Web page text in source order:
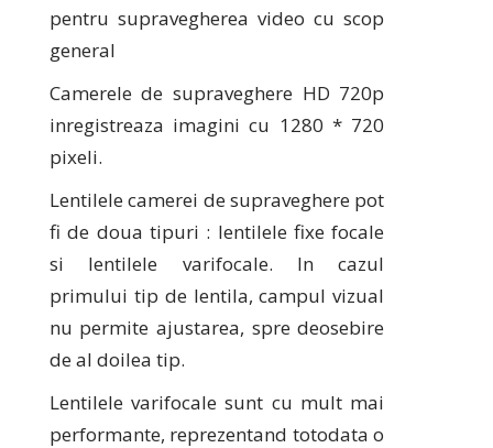
pentru supravegherea video cu scop
general
Camerele de supraveghere HD 720p
inregistreaza imagini cu 1280 * 720
pixeli.
Lentilele camerei de supraveghere pot
fi de doua tipuri : lentilele fixe focale
si lentilele varifocale. In cazul
primului tip de lentila, campul vizual
nu permite ajustarea, spre deosebire
de al doilea tip.
Lentilele varifocale sunt cu mult mai
performante, reprezentand totodata o